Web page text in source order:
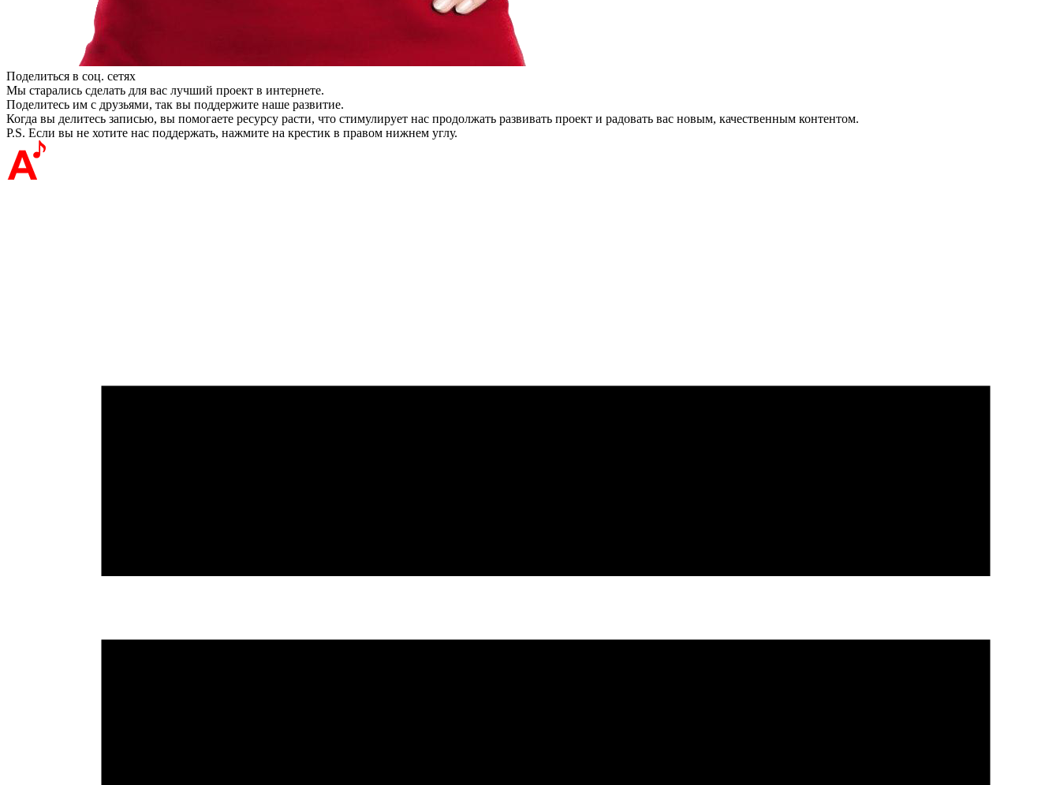
Поделиться в соц. сетях
Мы старались сделать для вас лучший проект в интернете.
Поделитесь им с друзьями, так вы поддержите наше развитие.
Когда вы делитесь записью, вы помогаете ресурсу расти, что стимулирует нас продолжать развивать проект и радовать вас новым, качественным контентом.
P.S. Если вы не хотите нас поддержать, нажмите на крестик в правом нижнем углу.